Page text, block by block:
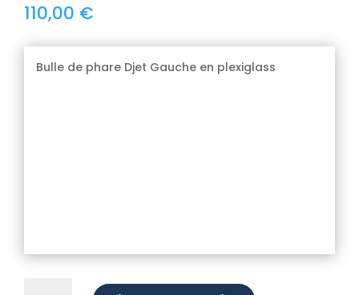
110,00 €
Bulle de phare Djet Gauche en plexiglass